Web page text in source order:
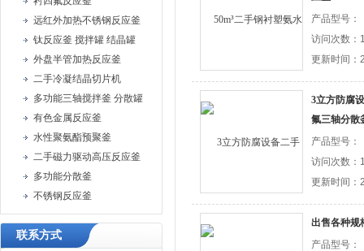
远红外加热不锈钢反应釜
钛反应釜 搅拌罐 结晶罐
外盘半管加热反应釜
二手冷凝结晶切片机
多功能三轴搅拌釜 分散罐
有色金属反应釜
水性聚氨酯预聚釜
二手磁力驱动高压反应釜
多功能分散釜
不锈钢反应釜
联系方式
产品型号：
访问次数：
更新时间：
3立方防腐
氟三轴分散
产品型号：
访问次数：
更新时间：
出售各种规
产品型号：